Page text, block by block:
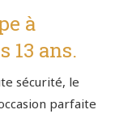
à
13 ans.
sécurité, le
parfaite